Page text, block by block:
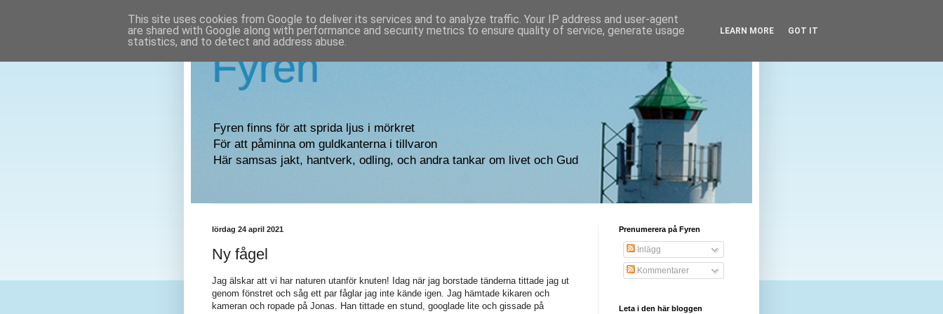
Fyren
Fyren finns för att sprida ljus i mörkret
För att påminna om guldkanterna i tillvaron
Här samsas jakt, hantverk, odling, och andra tankar om livet och Gud
lördag 24 april 2021
Ny fågel
Jag älskar att vi har naturen utanför knuten! Idag när jag borstade tänderna tittade jag ut
genom fönstret och såg ett par fåglar jag inte kände igen. Jag hämtade kikaren och
kameran och ropade på Jonas. Han tittade en stund, googlade lite och gissade på
Prenumerera på Fyren
Inlägg
Kommentarer
Leta i den här bloggen
This site uses cookies from Google to deliver its services and to analyze traffic. Your IP address and user-agent
are shared with Google along with performance and security metrics to ensure quality of service, generate usage
statistics, and to detect and address abuse.
LEARN MORE GOT IT